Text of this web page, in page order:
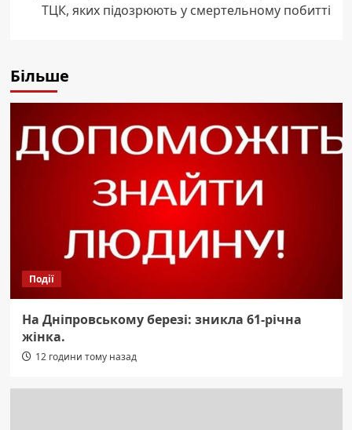
ТЦК, яких підозрюють у смертельному побитті
Більше
Події
На Дніпровському березі: зникла 61-річна
жінка.
12 години тому назад